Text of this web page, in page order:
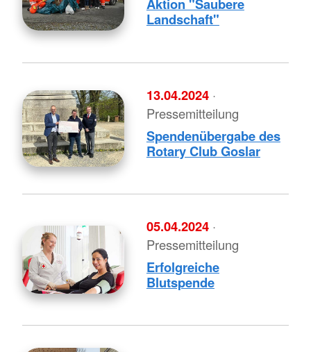
Aktion "Saubere
Landschaft"
13.04.2024 ·
Pressemitteilung
Spendenübergabe des
Rotary Club Goslar
05.04.2024 ·
Pressemitteilung
Erfolgreiche
Blutspende